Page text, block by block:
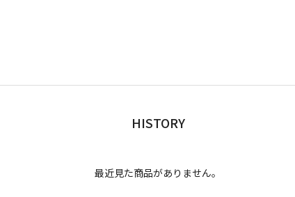
HISTORY
最近見た商品がありません。